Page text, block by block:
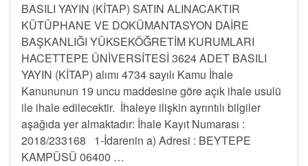
BASILI YAYIN (KİTAP) SATIN ALINACAKTIR
KÜTÜPHANE VE DOKÜMANTASYON DAİRE
BAŞKANLIĞI YÜKSEKÖĞRETİM KURUMLARI
HACETTEPE ÜNİVERSİTESİ 3624 ADET BASILI
YAYIN (KİTAP) alımı 4734 sayılı Kamu İhale
Kanununun 19 uncu maddesine göre açık ihale usulü
ile ihale edilecektir. İhaleye ilişkin ayrıntılı bilgiler
aşağıda yer almaktadır: İhale Kayıt Numarası :
2018/233168 1-İdarenin a) Adresi : BEYTEPE
KAMPÜSÜ 06400 …